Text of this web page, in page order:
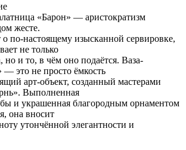
«Барон» — аристократизм
жесте.
о по-настоящему изысканной сервировке,
не только
и то, в чём оно подаётся. Ваза-
— это не просто ёмкость
арт-объект, созданный мастерами
Выполненная
и украшенная благородным орнаментом
она вносит
утончённой элегантности и